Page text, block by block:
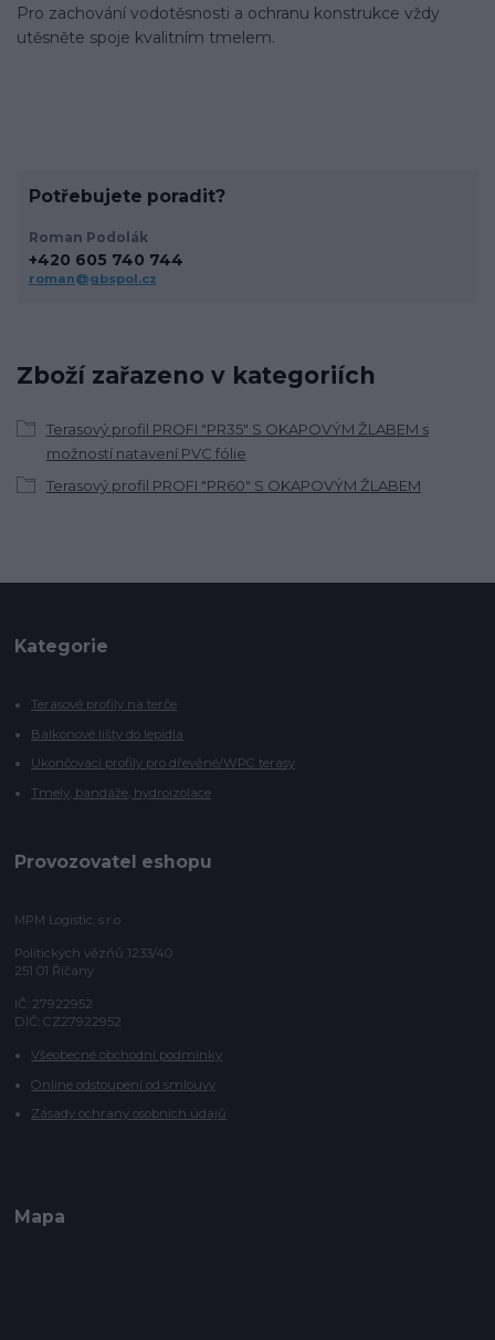
Pro zachování vodotěsnosti a ochranu konstrukce vždy
utěsněte spoje kvalitním tmelem.
Zboží zařazeno v kategoriích
Terasový profil PROFI "PR35" S OKAPOVÝM ŽLABEM s
možností natavení PVC fólie
Terasový profil PROFI "PR60" S OKAPOVÝM ŽLABEM
Potřebujete poradit?
Roman Podolák
+420 605 740 744
roman@gbspol.cz
Kategorie
Terasové profily na terče
Balkonové lišty do lepidla
Ukončovací profily pro dřevěné/WPC terasy
Tmely, bandáže, hydroizolace
Provozovatel eshopu
MPM Logistic, s.r.o
Politických vězňů 1233/40
251 01 Říčany
IČ: 27922952
DIČ: CZ27922952
Všeobecné obchodní podmínky
Online odstoupení od smlouvy
Zásady ochrany osobních údajů
Mapa